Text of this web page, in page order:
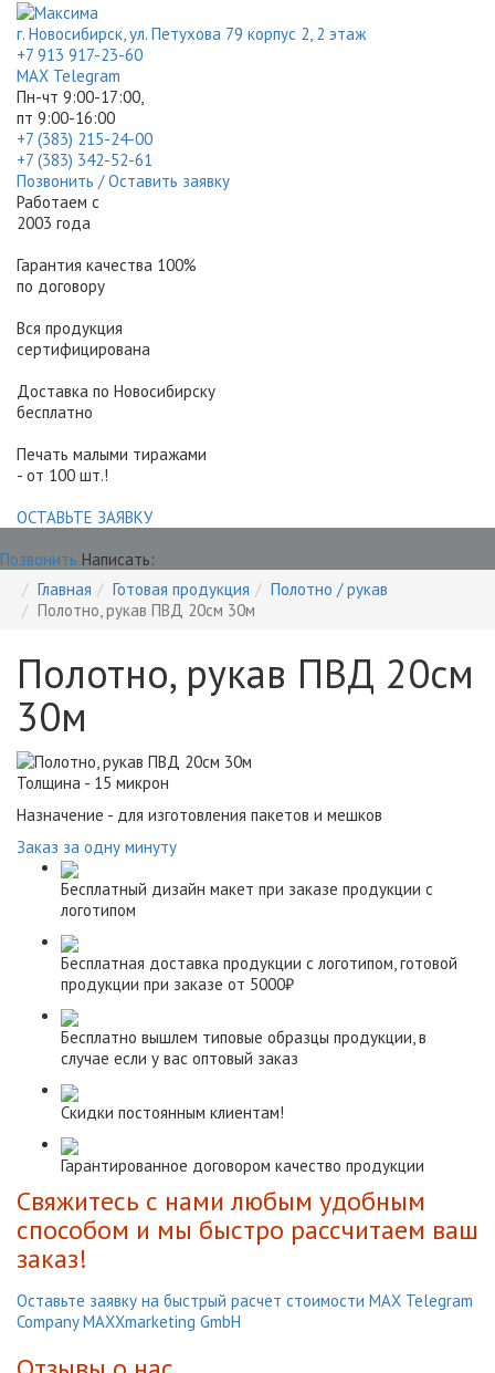
г. Новосибирск, ул. Петухова 79 корпус 2, 2 этаж
+7 913 917-23-60
МАХ Telegram
Пн-чт 9:00-17:00,
пт 9:00-16:00
+7 (383) 215-24-00
+7 (383) 342-52-61
Позвонить / Оставить заявку
Работаем с
2003 года
Гарантия качества 100%
по договору
Вся продукция
сертифицирована
Доставка по Новосибирску
бесплатно
Печать малыми тиражами
- от 100 шт.!
ОСТАВЬТЕ ЗАЯВКУ
Позвонить Написать:
Главная
Готовая продукция
Полотно / рукав
Полотно, рукав ПВД 20см 30м
Полотно, рукав ПВД 20см
30м
Толщина - 15 микрон
Назначение - для изготовления пакетов и мешков
Заказ за одну минуту
Бесплатный дизайн макет при заказе продукции с
логотипом
Бесплатная доставка продукции с логотипом, готовой
продукции при заказе от 5000₽
Бесплатно вышлем типовые образцы продукции, в
случае если у вас оптовый заказ
Скидки постоянным клиентам!
Гарантированное договором качество продукции
Свяжитесь с нами любым удобным
способом и мы быстро рассчитаем ваш
заказ!
Оставьте заявку на быстрый расчет стоимости МАХ Telegram
Company MAXXmarketing GmbH